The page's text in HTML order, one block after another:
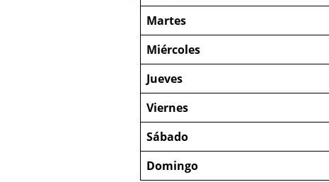
Martes
Miércoles
Jueves
Viernes
Sábado
Domingo